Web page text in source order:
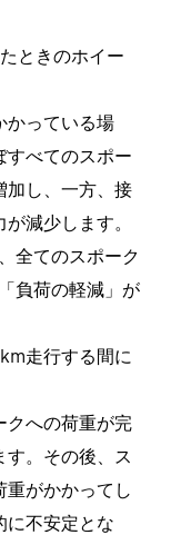
ときのホイー
かっている場
すべてのスポー
加し、一方、接
減少します。
全てのスポーク
負荷の軽減」が
走行する間に
クへの荷重が完
。その後、ス
がかかってし
に不安定とな